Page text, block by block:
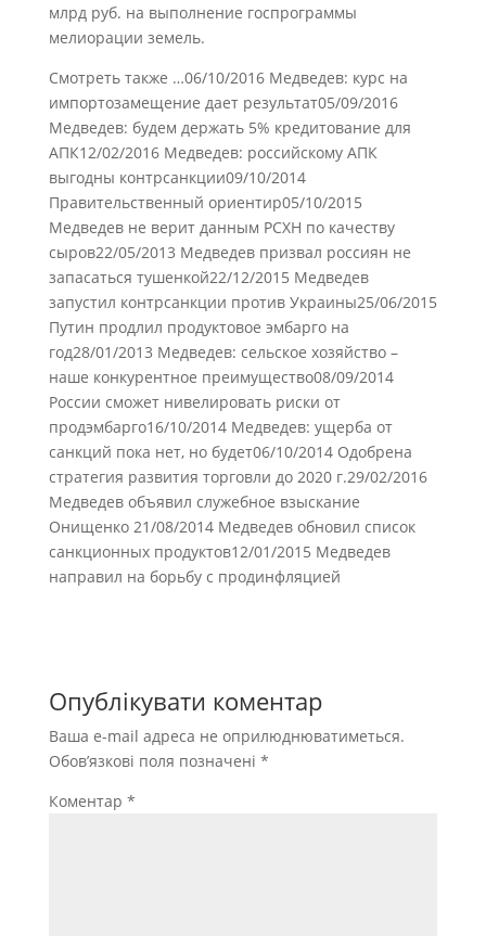
млрд руб. на выполнение госпрограммы
мелиорации земель.
Смотреть также …06/10/2016 Медведев: курс на
импортозамещение дает результат05/09/2016
Медведев: будем держать 5% кредитование для
АПК12/02/2016 Медведев: российскому АПК
выгодны контрсанкции09/10/2014
Правительственный ориентир05/10/2015
Медведев не верит данным РСХН по качеству
сыров22/05/2013 Медведев призвал россиян не
запасаться тушенкой22/12/2015 Медведев
запустил контрсанкции против Украины25/06/2015
Путин продлил продуктовое эмбарго на
год28/01/2013 Медведев: сельское хозяйство –
наше конкурентное преимущество08/09/2014
России сможет нивелировать риски от
продэмбарго16/10/2014 Медведев: ущерба от
санкций пока нет, но будет06/10/2014 Одобрена
стратегия развития торговли до 2020 г.29/02/2016
Медведев объявил служебное взыскание
Онищенко 21/08/2014 Медведев обновил список
санкционных продуктов12/01/2015 Медведев
направил на борьбу с продинфляцией
Опублікувати коментар
Ваша e-mail адреса не оприлюднюватиметься.
Обов’язкові поля позначені *
Коментар *